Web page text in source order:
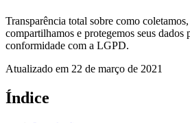
Transparência total sobre como
compartilhamos e protegemos seus dados
conformidade com a LGPD.
Atualizado em 22 de março de 2021
Índice